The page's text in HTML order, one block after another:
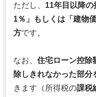
ただし、 11年目以降
1％」もしくは「建物
方です。
なお、 住宅ローン控除
除しきれなかった部
きます（所得税の課税